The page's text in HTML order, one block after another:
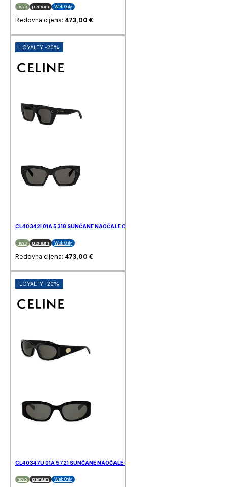
novo premium Web Only
Redovna cijena: 473,00 €
LOYALTY -20%
CL40342I 01A 5318 SUNČANE NAOČALE CELINE
novo premium Web Only
Redovna cijena: 473,00 €
LOYALTY -20%
CL40347U 01A 5721 SUNČANE NAOČALE CELINE
novo premium Web Only